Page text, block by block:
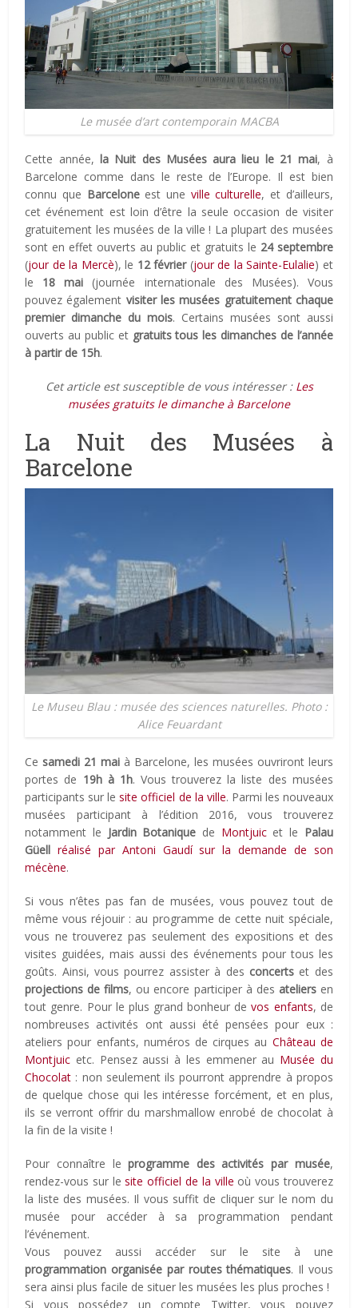
Le musée d’art contemporain MACBA
Cette année, la Nuit des Musées aura lieu le 21 mai, à
Barcelone comme dans le reste de l’Europe. Il est bien
connu que Barceloneest une ville culturelle, et d’ailleurs,
cet événement est loin d’être la seule occasion de visiter
gratuitement les musées de la ville ! La plupart des musées
sont en effet ouverts au public et gratuits le 24 septembre
(jour de la Mercè), le 12 février(jour de la Sainte-Eulalie) et
le 18 mai (journée internationale des Musées). Vous
pouvez également visiter les musées gratuitement chaque
premier dimanche du mois. Certains musées sont aussi
ouverts au public et gratuits tous les dimanches de l’année
à partir de 15h.
Cet article est susceptible de vous intéresser : Les
musées gratuits le dimanche à Barcelone
La Nuit des Musées à
Barcelone
Le Museu Blau : musée des sciences naturelles. Photo :
Alice Feuardant
Cesamedi 21 mai à Barcelone, les musées ouvriront leurs
portes de 19h à 1h. Vous trouverez la liste des musées
participants sur lesite officiel de la ville. Parmi les nouveaux
musées participant à l’édition 2016, vous trouverez
notamment le Jardin Botanique de Montjuic et le Palau
Güell réalisé par Antoni Gaudí sur la demande de son
mécène.
Si vous n’êtes pas fan de musées, vous pouvez tout de
même vous réjouir : au programme de cette nuit spéciale,
vous ne trouverez pas seulement des expositions et des
visites guidées, mais aussi des événements pour tous les
goûts. Ainsi, vous pourrez assister à des concerts et des
projections de films, ou encore participer à des ateliersen
tout genre. Pour le plus grand bonheur devos enfants, de
nombreuses activités ont aussi été pensées pour eux :
ateliers pour enfants, numéros de cirques au Château de
Montjuic etc. Pensez aussi à les emmener au Musée du
Chocolat : non seulement ils pourront apprendre à propos
de quelque chose qui les intéresse forcément, et en plus,
ils se verront offrir du marshmallow enrobé de chocolat à
la fin de la visite !
Pour connaître leprogramme des activités par musée,
rendez-vous sur lesite officiel de la ville où vous trouverez
la liste des musées. Il vous suffit de cliquer sur le nom du
musée pour accéder à sa programmation pendant
l’événement.
Vous pouvez aussi accéder sur le site à une
programmation organisée par routes thématiques. Il vous
sera ainsi plus facile de situer les musées les plus proches !
Si vous possédez un compte Twitter, vous pouvez